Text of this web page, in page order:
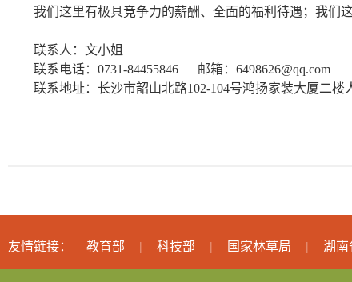
我们这里有极具竞争力的薪酬、全面的福利待遇；我们
联系人：文小姐
联系电话： 0731-84455846 邮箱： 6498626@qq.com
联系地址：长沙市韶山北路102-104号鸿扬家装大厦二楼
友情链接： 教育部 | 科技部 | 国家林草局 | 湖